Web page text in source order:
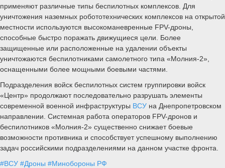
применяют различные типы беспилотных комплексов. Для
уничтожения наземных робототехнических комплексов на открытой
местности используются высокоманевренные FPV-дроны,
способные быстро поражать движущиеся цели. Более
защищенные или расположенные на удалении объекты
уничтожаются беспилотниками самолетного типа «Молния-2»,
оснащенными более мощными боевыми частями.
Подразделения войск беспилотных систем группировки войск
«Центр» продолжают последовательно разрушать элементы
современной военной инфраструктуры ВСУ на Днепропетровском
направлении. Системная работа операторов FPV-дронов и
беспилотников «Молния-2» существенно снижает боевые
возможности противника и способствует успешному выполнению
задач российскими подразделениями на данном участке фронта.
#ВСУ #Дроны #Минобороны РФ